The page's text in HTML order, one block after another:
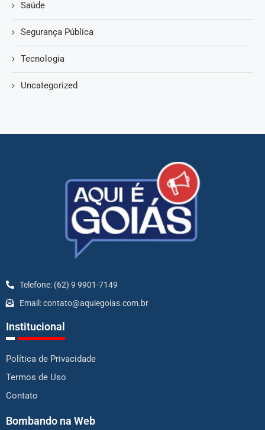
Saúde
Segurança Pública
Tecnologia
Uncategorized
Telefone: (62) 9 9901-7149
Email: contato@aquiegoias.com.br
Institucional
Política de Privacidade
Termos de Uso
Contato
Bombando na Web